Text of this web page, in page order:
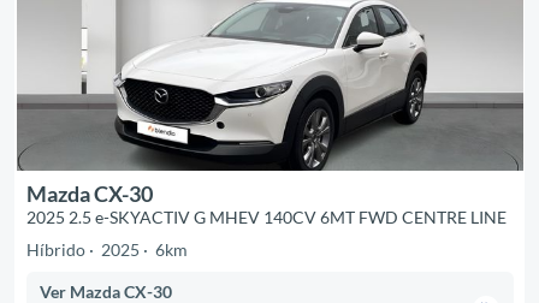
Mazda CX-30
2025 2.5 e-SKYACTIV G MHEV 140CV 6MT FWD CENTRE LINE
Híbrido
2025 6km
Ver Mazda CX-30